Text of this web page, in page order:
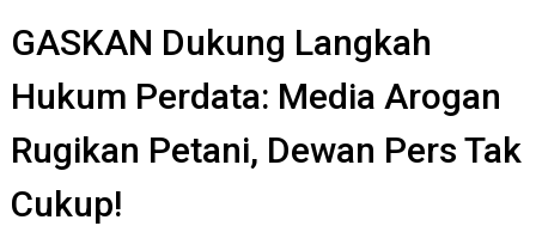
GASKAN Dukung Langkah
Hukum Perdata: Media Arogan
Rugikan Petani, Dewan Pers Tak
Cukup!